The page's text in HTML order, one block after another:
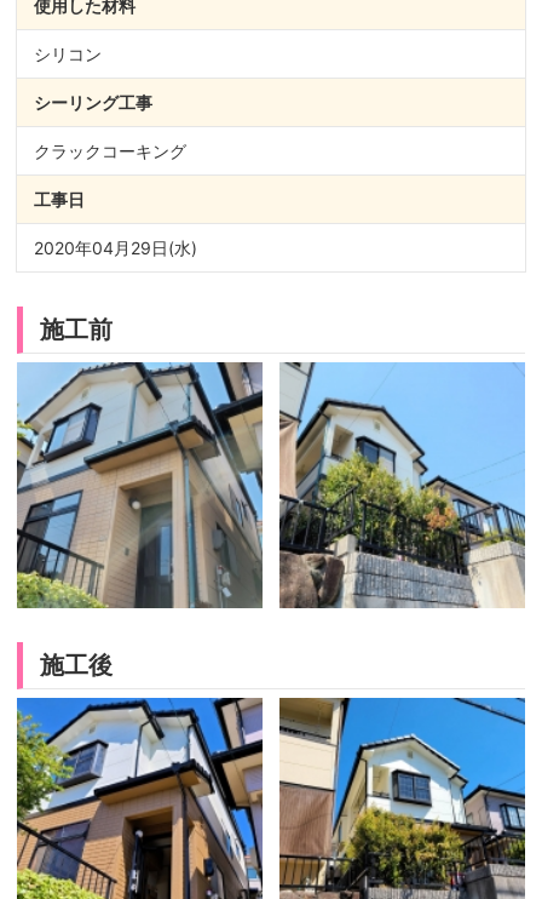
使用した材料
シリコン
シーリング工事
クラックコーキング
工事日
2020年04月29日(水)
施工前
施工後